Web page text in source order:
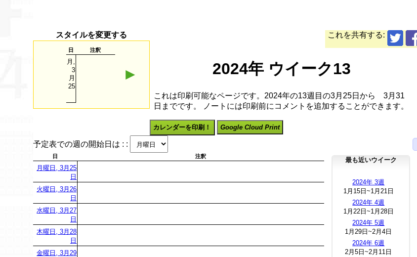
これを共有する:
スタイルを変更する
日 注釈
月,
3
月
25
► 2024年 ウイーク13
これは印刷可能なページです。2024年の13週目の3月25日から 3月31
日までです。 ノートには印刷前にコメントを追加することができます。
カレンダーを印刷！ Google Cloud Print
予定表での週の開始日は : :
日 注釈
月曜日, 3月25
日
火曜日, 3月26
日
水曜日, 3月27
日
木曜日, 3月28
日
金曜日, 3月29
最も近いウイーク
2024年 3週
1月15日~1月21日
2024年 4週
1月22日~1月28日
2024年 5週
1月29日~2月4日
2024年 6週
2月5日~2月11日